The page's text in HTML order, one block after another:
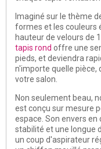
Imaginé sur le thème
formes et les couleurs
hauteur de velours de
tapis rond offre une
pieds, et deviendra
n'importe quelle pièce,
votre salon.
Non seulement beau,
est conçu sur mesure
espace. Son envers
stabilité et une longue
un coup d'aspirateur